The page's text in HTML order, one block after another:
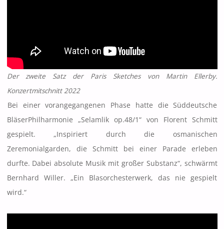
Der zweite Satz der Paris Sketches von Martin Ellerby.
Konzertmitschnitt 2022
Bei einer vorangegangenen Phase hatte die Süddeutsche
BläserPhilharmonie „Selamlik op.48/1“ von Florent Schmitt
gespielt. „Inspiriert durch die osmanischen
Zeremonialgarden, die Schmitt bei einer Parade erleben
durfte. Dabei absolute Musik mit großer Substanz“, schwärmt
Bernhard Willer. „Ein Blasorchesterwerk, das nie gespielt
wird.“